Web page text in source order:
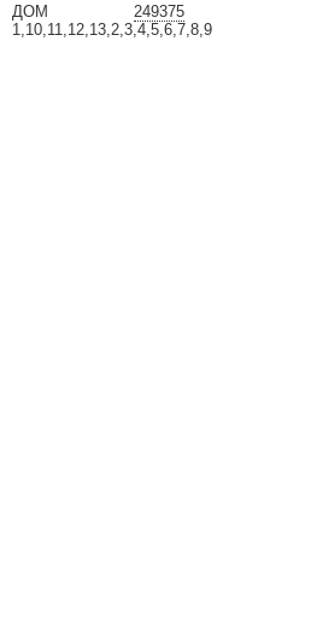
249375
ДОМ
1,10,11,12,13,2,3,4,5,6,7,8,9